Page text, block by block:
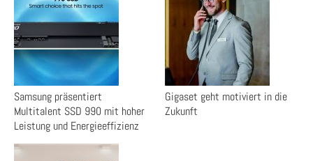
Samsung präsentiert
Multitalent SSD 990 mit hoher
Leistung und Energieeffizienz
Gigaset geht motiviert in die
Zukunft